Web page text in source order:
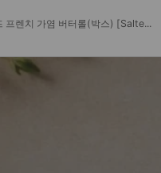
프렌치 가염 버터롤(박스) [Salte...